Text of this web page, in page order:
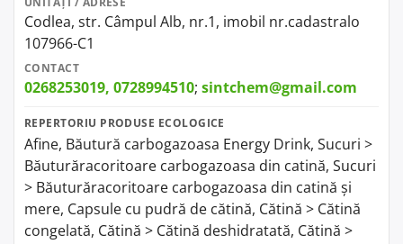
Codlea, str. Câmpul Alb, nr.1, imobil nr.cadastralo
107966-C1
CONTACT
0268253019, 0728994510; sintchem@gmail.com
REPERTORIU PRODUSE ECOLOGICE
Afine, Băutură carbogazoasa Energy Drink, Sucuri >
Băuturăracoritoare carbogazoasa din catină, Sucuri
> Băuturăracoritoare carbogazoasa din catină și
mere, Capsule cu pudră de cătină, Cătină > Cătină
congelată, Cătină > Cătină deshidratată, Cătină >